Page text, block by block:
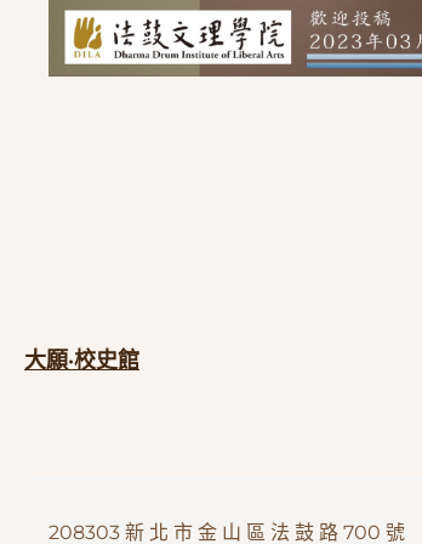
大願·校史館
208303 新 北 市 金 山 區 法 鼓 路 700 號